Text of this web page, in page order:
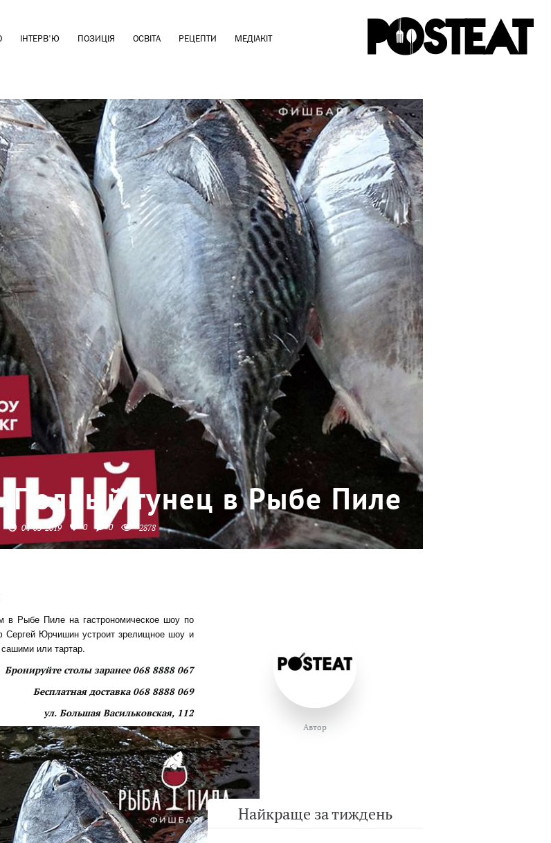
ІНТЕРВ'Ю ПОЗИЦІЯ ОСВІТА РЕЦЕПТИ МЕДІАКІТ
Полный тунец в Рыбе Пиле
04-03-2019 0 0 2878
Рыбе Пиле на гастрономическое шоу по
Сергей Юрчишин устроит зрелищное шоу и
или тартар.
Бронируйте столы заранее 068 8888 067
Бесплатная доставка 068 8888 069
ул. Большая Васильковская, 112
Автор
Найкраще за тиждень